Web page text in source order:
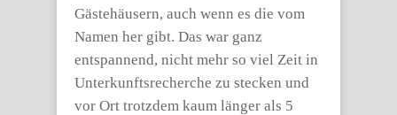
Gästehäusern, auch wenn es die vom
Namen her gibt. Das war ganz
entspannend, nicht mehr so viel Zeit in
Unterkunftsrecherche zu stecken und
vor Ort trotzdem kaum länger als 5